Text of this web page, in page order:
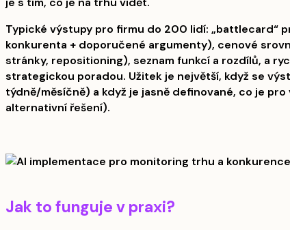
Typické výstupy pro firmu do 200 lidí: „battlecard“
konkurenta + doporučené argumenty), cenové
stránky, repositioning), seznam funkcí a rozdílů, a
strategickou poradou. Užitek je největší, když se
týdně/měsíčně) a když je jasně definované, co je
alternativní řešení).
Jak to funguje v praxi?